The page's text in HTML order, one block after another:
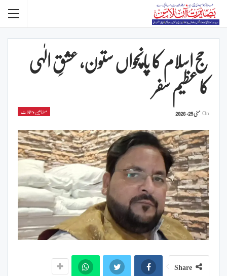
حج اسلام کا پانچواں ستون، عشقِ الٰہی
کا عظیم سفر
مضامین ومقالات Onمئی 25, 2026
Share